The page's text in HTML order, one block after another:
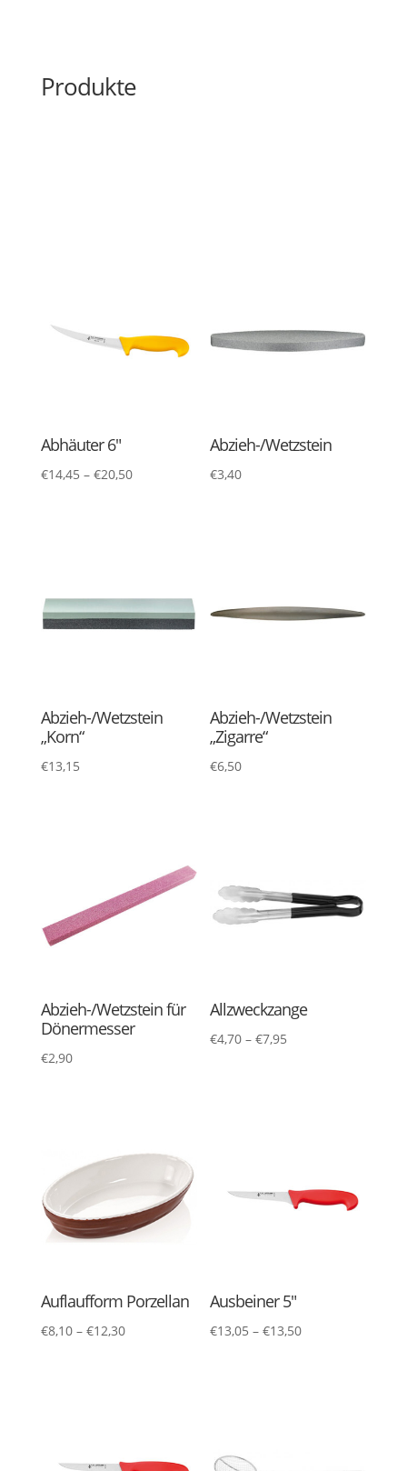
Produkte
Abhäuter 6″
€14,45 – €20,50
Abzieh-/Wetzstein
€3,40
Abzieh-/Wetzstein
„Korn“
€13,15
Abzieh-/Wetzstein
„Zigarre“
€6,50
Abzieh-/Wetzstein für
Dönermesser
€2,90
Allzweckzange
€4,70 –€7,95
Auflaufform Porzellan
€8,10– €12,30
Ausbeiner 5″
€13,05 –€13,50